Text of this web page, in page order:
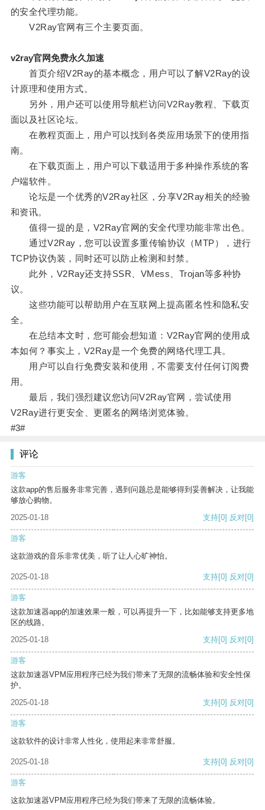
的安全代理功能。
V2Ray官网有三个主要页面。
v2ray官网免费永久加速
首页介绍V2Ray的基本概念，用户可以了解V2Ray的设
计原理和使用方式。
另外，用户还可以使用导航栏访问V2Ray教程、下载页
面以及社区论坛。
在教程页面上，用户可以找到各类应用场景下的使用指
南。
在下载页面上，用户可以下载适用于多种操作系统的客
户端软件。
论坛是一个优秀的V2Ray社区，分享V2Ray相关的经验
和资讯。
值得一提的是，V2Ray官网的安全代理功能非常出色。
通过V2Ray，您可以设置多重传输协议（MTP），进行
TCP协议伪装，同时还可以防止检测和封禁。
此外，V2Ray还支持SSR、VMess、Trojan等多种协
议。
这些功能可以帮助用户在互联网上提高匿名性和隐私安
全。
在总结本文时，您可能会想知道：V2Ray官网的使用成
本如何？事实上，V2Ray是一个免费的网络代理工具。
用户可以自行免费安装和使用，不需要支付任何订阅费
用。
最后，我们强烈建议您访问V2Ray官网，尝试使用
V2Ray进行更安全、更匿名的网络浏览体验。
#3#
评论
游客
这款app的售后服务非常完善，遇到问题总是能够得到妥善解决，让我能
够放心购物。
2025-01-18
支持[0] 反对[0]
游客
这款游戏的音乐非常优美，听了让人心旷神怡。
2025-01-18 支持[0] 反对[0]
游客
这款加速器app的加速效果一般，可以再提升一下，比如能够支持更多地
区的线路。
2025-01-18
支持[0] 反对[0]
游客
这款加速器VPM应用程序已经为我们带来了无限的流畅体验和安全性保
护。
2025-01-18
支持[0] 反对[0]
游客
这款软件的设计非常人性化，使用起来非常舒服。
2025-01-18 支持[0] 反对[0]
游客
这款加速器VPM应用程序已经为我们带来了无限的流畅体验。